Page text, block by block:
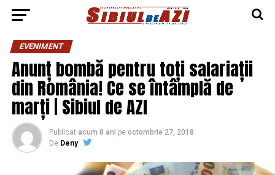
EVENIMENT
Anunț bombă pentru toți salariații
din România! Ce se întâmplă de
marți | Sibiul de AZI
Publicat acum 8 ani pe octombrie 27, 2018
De Deny